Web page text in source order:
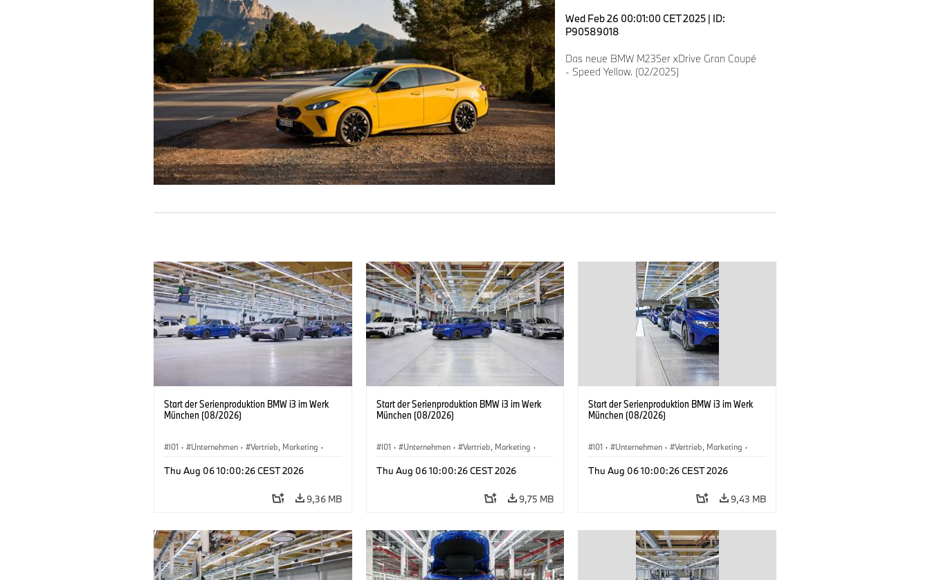
Wed Feb 26 00:01:00 CET 2025 | ID:
P90589018
Das neue BMW M235er xDrive Gran Coupé
- Speed Yellow. (02/2025)
Start der Serienproduktion BMW i3 im Werk
München (08/2026)
I01 · Unternehmen · Vertrieb, Marketing ·
Thu Aug 06 10:00:26 CEST 2026
9,36 MB
Start der Serienproduktion BMW i3 im Werk
München (08/2026)
I01 · Unternehmen · Vertrieb, Marketing ·
Thu Aug 06 10:00:26 CEST 2026
9,75 MB
Start der Serienproduktion BMW i3 im Werk
München (08/2026)
I01 · Unternehmen · Vertrieb, Marketing ·
Thu Aug 06 10:00:26 CEST 2026
9,43 MB